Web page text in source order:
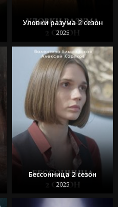
Уловки разума 2 сезон
2025
Бессонница 2 сезон
2025